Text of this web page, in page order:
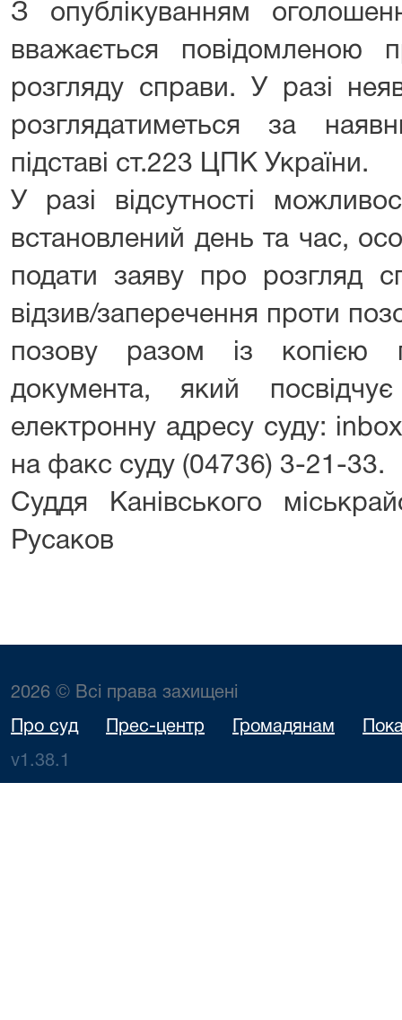
З опублікуванням
вважається повідомленою
розгляду справи. У разі
розглядатиметься за
підставі ст.223 ЦПК України.
У разі відсутності
встановлений день та час,
подати заяву про розгляд
відзив/заперечення проти
позову разом із копією
документа, який
електронну адресу суду:
на факс суду (04736) 3-21-33.
Суддя Канівського
Русаков
2026 © Всі права захищені
Про суд Прес-центр Громадянам
v1.38.1